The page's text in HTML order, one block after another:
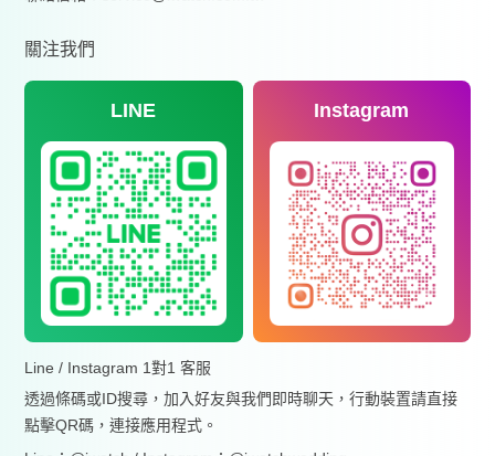
關注我們
LINE Instagram
Line / Instagram 1對1 客服
透過條碼或ID搜尋，加入好友與我們即時聊天，行動裝置請直接
點擊QR碼，連接應用程式。